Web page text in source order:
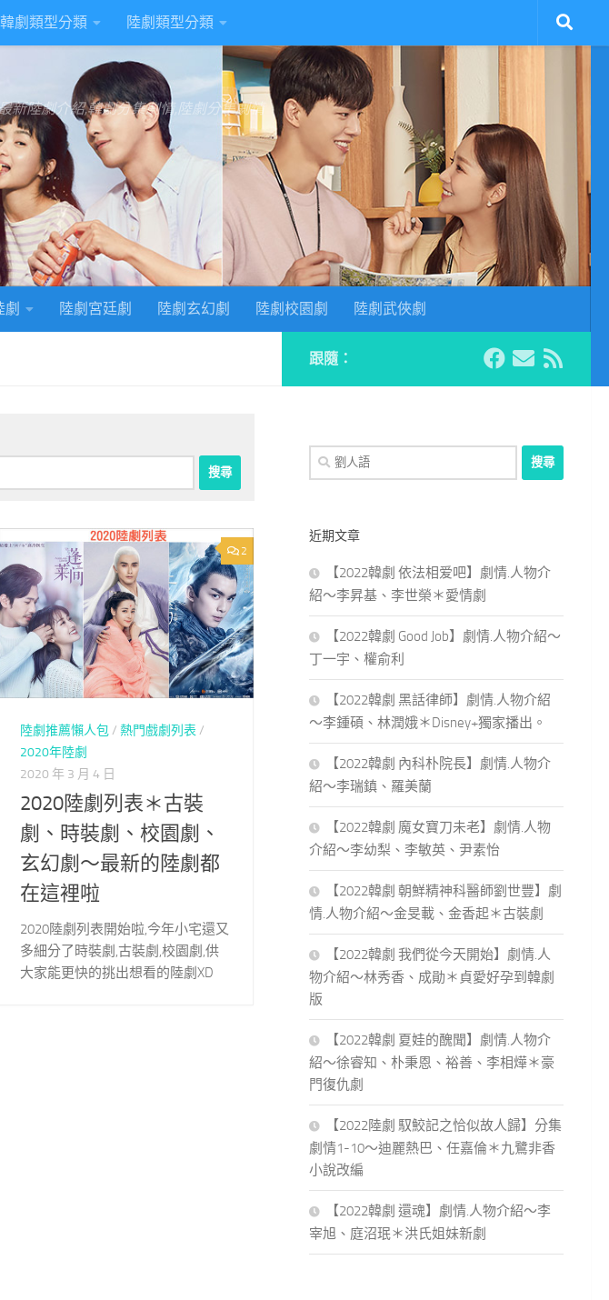
韓劇類型分類 陸劇類型分類
新陸劇介紹,韓劇分集劇情,陸劇分集劇情
劇 陸劇宮廷劇 陸劇玄幻劇 陸劇校園劇 陸劇武俠劇
2
陸劇推薦懶人包/熱門戲劇列表 /
2020年陸劇
2020 年 3 月 4 日
2020陸劇列表＊古裝
劇、時裝劇、校園劇、
玄幻劇～最新的陸劇都
在這裡啦
2020陸劇列表開始啦,今年小宅還又
多細分了時裝劇,古裝劇,校園劇,供
大家能更快的挑出想看的陸劇XD
跟隨：
搜
尋
字:
近期文章
【2022韓劇 依法相爱吧】劇情.人物介
紹～李昇基、李世榮＊愛情劇
【2022韓劇 Good Job】劇情.人物介紹～
丁一宇、權俞利
【2022韓劇 黑話律師】劇情.人物介紹
～李鍾碩、林潤娥＊Disney+獨家播出。
【2022韓劇 內科朴院長】劇情.人物介
紹～李瑞鎮、羅美蘭
【2022韓劇 魔女寶刀未老】劇情.人物
介紹～李幼梨、李敏英、尹素怡
【2022韓劇 朝鮮精神科醫師劉世豐】劇
情.人物介紹～金旻載、金香起＊古裝劇
【2022韓劇 我們從今天開始】劇情.人
物介紹～林秀香、成勛＊貞愛好孕到韓劇
版
【2022韓劇 夏娃的醜聞】劇情.人物介
紹～徐睿知、朴秉恩、裕善、李相燁＊豪
門復仇劇
【2022陸劇 馭鮫記之恰似故人歸】分集
劇情1-10～迪麗熱巴、任嘉倫＊九鷺非香
小說改編
【2022韓劇 還魂】劇情.人物介紹～李
宰旭、庭沼珉＊洪氏姐妹新劇